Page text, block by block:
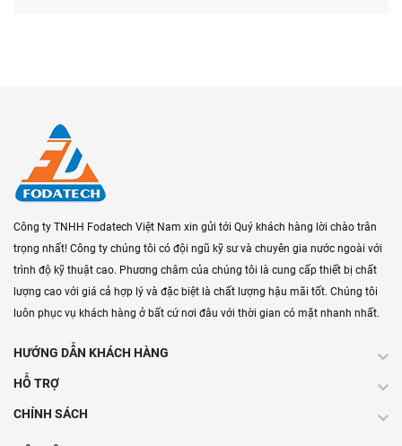
Công ty TNHH Fodatech Việt Nam xin gửi tới Quý khách hàng lời chào trân
trọng nhất! Công ty chúng tôi có đội ngũ kỹ sư và chuyên gia nước ngoài với
trình độ kỹ thuật cao. Phương châm của chúng tôi là cung cấp thiết bị chất
lượng cao với giá cả hợp lý và đặc biệt là chất lượng hậu mãi tốt. Chúng tôi
luôn phục vụ khách hàng ở bất cứ nơi đâu với thời gian có mặt nhanh nhất.
HƯỚNG DẪN KHÁCH HÀNG
HỖ TRỢ
CHÍNH SÁCH